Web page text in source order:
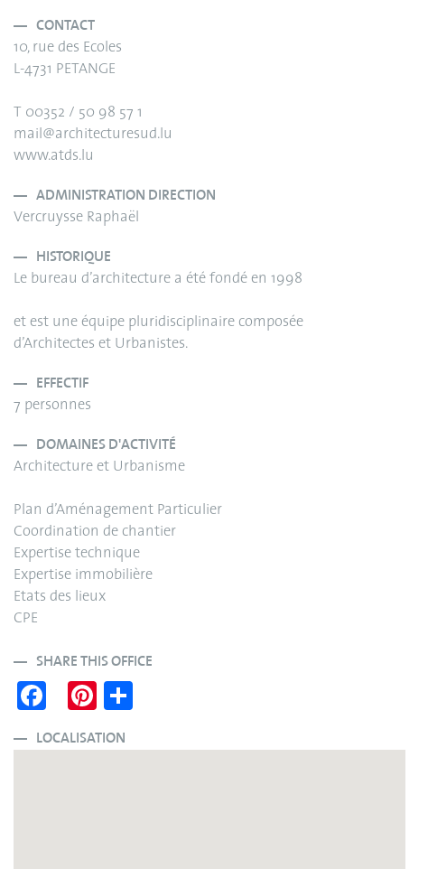
CONTACT
10, rue des Ecoles
L-4731 PETANGE
T 00352 / 50 98 57 1
mail@architecturesud.lu
www.atds.lu
ADMINISTRATION DIRECTION
Vercruysse Raphaël
HISTORIQUE
Le bureau d’architecture a été fondé en 1998
et est une équipe pluridisciplinaire composée
d’Architectes et Urbanistes.
EFFECTIF
7 personnes
DOMAINES D'ACTIVITÉ
Architecture et Urbanisme
Plan d’Aménagement Particulier
Coordination de chantier
Expertise technique
Expertise immobilière
Etats des lieux
CPE
SHARE THIS OFFICE
Fa
ce
bo
Pi
nt
er re
LOCALISATION